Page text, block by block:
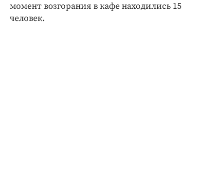
Издания
Медиаперсона
момент возгорания в кафе находились 15
человек.